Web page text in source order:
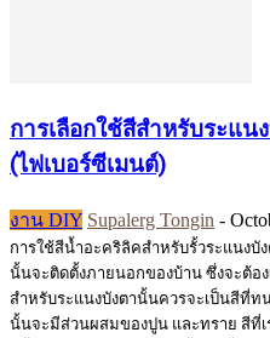
การเลือกใช้สีสำหรับระแน
(ไฟเบอร์ซีเมนต์)
งาน DIY Supalerg Tongin -
การใช้สีนํ้าอะคริลิคสำหรับรั้วระแนงบั
นั้นจะติดตั้งภายนอกของบ้าน ซึ่งจะต้อ
สำหรับระแนงบังตานั้นควรจะเป็นสีที่ท
นั้นจะมีส่วนผสมของปูน และทราย สีที่